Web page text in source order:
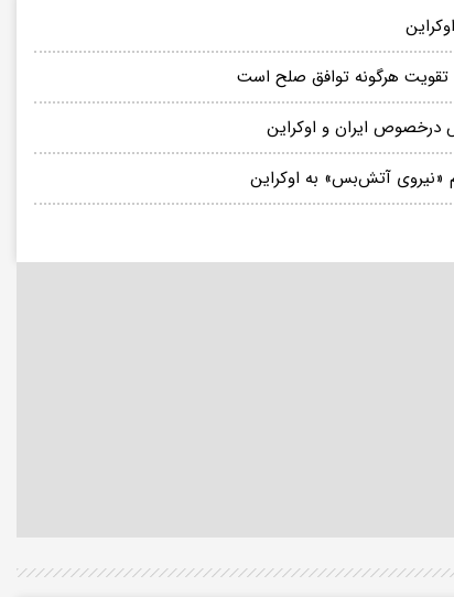
تقویت هرگونه توافق صلح است
درخصوص ایران و اوکراین
«نیروی آتش‌بس» به اوکراین